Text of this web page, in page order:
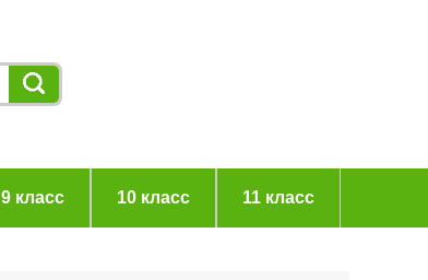
9 класс 10 класс 11 класс